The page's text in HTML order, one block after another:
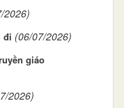
2026)
đi (06/07/2026)
giáo
2026)